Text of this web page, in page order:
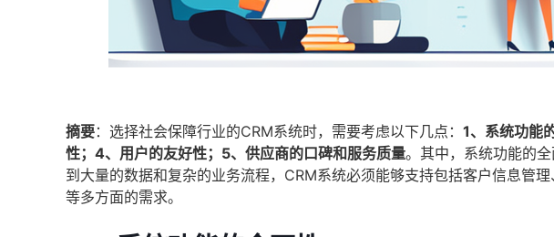
摘要：选择社会保障行业的CRM系统时，需要考虑以下几点： 1、系统功能
性；4、用户的友好性；5、供应商的口碑和服务质量。其中，系统功能的
到大量的数据和复杂的业务流程，CRM系统必须能够支持包括客户信息管
等多方面的需求。